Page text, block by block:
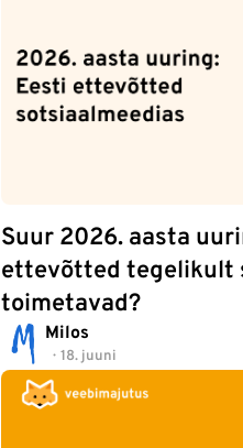
Suur 2026. aasta
ettevõtted tegelikult
toimetavad?
Milos
18. juuni